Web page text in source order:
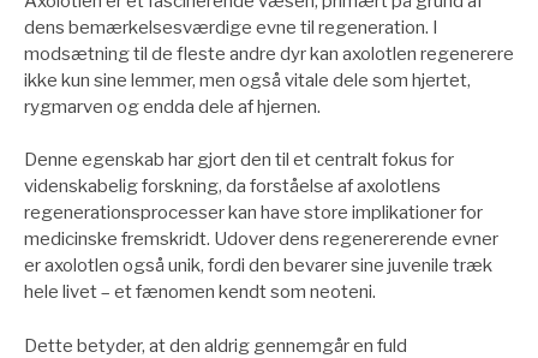
dens bemærkelsesværdige evne til regeneration. I
modsætning til de fleste andre dyr kan axolotlen regenerere
ikke kun sine lemmer, men også vitale dele som hjertet,
rygmarven og endda dele af hjernen.
Denne egenskab har gjort den til et centralt fokus for
videnskabelig forskning, da forståelse af axolotlens
regenerationsprocesser kan have store implikationer for
medicinske fremskridt. Udover dens regenererende evner
er axolotlen også unik, fordi den bevarer sine juvenile træk
hele livet – et fænomen kendt som neoteni.
Dette betyder, at den aldrig gennemgår en fuld